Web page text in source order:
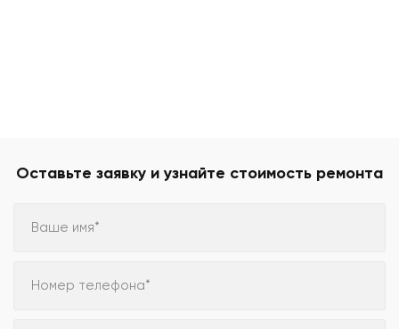
Оставьте заявку и узнайте стоимость ремонта
Ваше имя*
Номер телефона*